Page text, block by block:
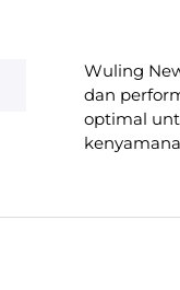
Wuling
dan
optimal